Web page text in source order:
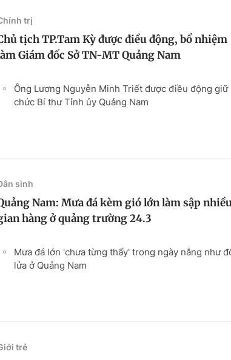
trị
tịch TP.Tam Kỳ được điều động, bổ nhiệm
Giám đốc Sở TN-MT Quảng Nam
Ông Lương Nguyễn Minh Triết được điều động giữ
chức Bí thư Tỉnh ủy Quảng Nam
sinh
Nam: Mưa đá kèm gió lớn làm sập
hàng ở quảng trường 24.3
Mưa đá lớn 'chưa từng thấy' trong ngày nắng như
lửa ở Quảng Nam
trẻ